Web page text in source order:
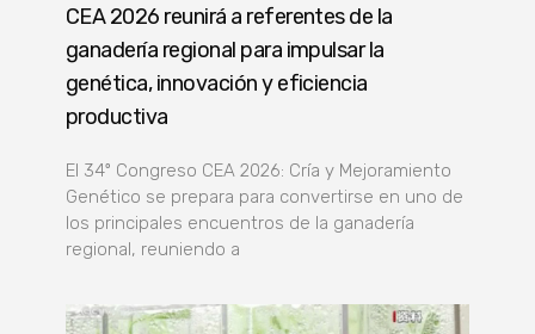
CEA 2026 reunirá a referentes de la
ganadería regional para impulsar la
genética, innovación y eficiencia
productiva
El 34º Congreso CEA 2026: Cría y Mejoramiento
Genético se prepara para convertirse en uno de
los principales encuentros de la ganadería
regional, reuniendo a